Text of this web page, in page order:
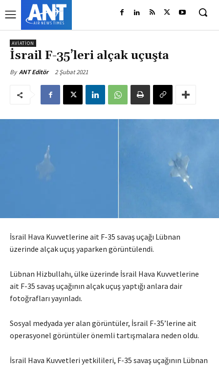
AVIATION
İsrail F-35’leri alçak uçuşta
By ANT Editör 2 Şubat 2021
İsrail Hava Kuvvetlerine ait F-35 savaş uçağı Lübnan
üzerinde alçak uçuş yaparken görüntülendi.
Lübnan Hizbullahı, ülke üzerinde İsrail Hava Kuvvetlerine
ait F-35 savaş uçağının alçak uçuş yaptığı anlara dair
fotoğrafları yayınladı.
Sosyal medyada yer alan görüntüler, İsrail F-35’lerine ait
operasyonel görüntüler önemli tartışmalara neden oldu.
İsrail Hava Kuvvetleri yetkilileri, F-35 savaş uçağının Lübnan